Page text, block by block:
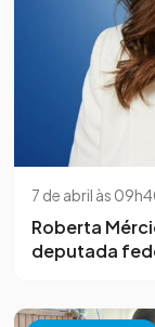
7 de abril às
Roberta
deputada